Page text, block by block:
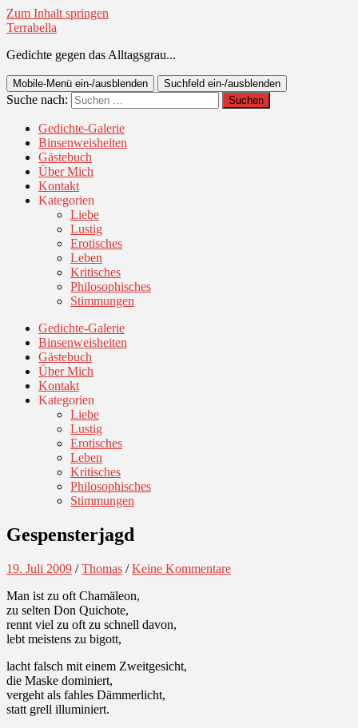
Zum Inhalt springen
Terrabella
Gedichte gegen das Alltagsgrau...
Mobile-Menü ein-/ausblenden Suchfeld ein-/ausblenden
Suche nach:
Gedichte-Galerie
Binsenweisheiten
Gästebuch
Über Mich
Kontakt
Kategorien
Liebe
Lustig
Erotisches
Leben
Kritisches
Philosophisches
Stimmungen
Gedichte-Galerie
Binsenweisheiten
Gästebuch
Über Mich
Kontakt
Kategorien
Liebe
Lustig
Erotisches
Leben
Kritisches
Philosophisches
Stimmungen
Gespensterjagd
19. Juli 2009 /Thomas /Keine Kommentare
Man ist zu oft Chamäleon,
zu selten Don Quichote,
rennt viel zu oft zu schnell davon,
lebt meistens zu bigott,
lacht falsch mit einem Zweitgesicht,
die Maske dominiert,
vergeht als fahles Dämmerlicht,
statt grell illuminiert.